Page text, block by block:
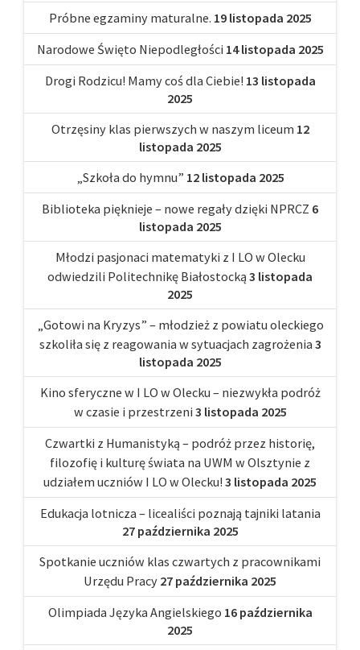
Próbne egzaminy maturalne. 19 listopada 2025
Narodowe Święto Niepodległości 14 listopada 2025
Drogi Rodzicu! Mamy coś dla Ciebie! 13 listopada
2025
Otrzęsiny klas pierwszych w naszym liceum 12
listopada 2025
„Szkoła do hymnu” 12 listopada 2025
Biblioteka pięknieje – nowe regały dzięki NPRCZ 6
listopada 2025
Młodzi pasjonaci matematyki z I LO w Olecku
odwiedzili Politechnikę Białostocką 3 listopada
2025
„Gotowi na Kryzys” – młodzież z powiatu oleckiego
szkoliła się z reagowania w sytuacjach zagrożenia 3
listopada 2025
Kino sferyczne w I LO w Olecku – niezwykła podróż
w czasie i przestrzeni 3 listopada 2025
Czwartki z Humanistyką – podróż przez historię,
filozofię i kulturę świata na UWM w Olsztynie z
udziałem uczniów I LO w Olecku! 3 listopada 2025
Edukacja lotnicza – licealiści poznają tajniki latania
27 października 2025
Spotkanie uczniów klas czwartych z pracownikami
Urzędu Pracy 27 października 2025
Olimpiada Języka Angielskiego 16 października
2025